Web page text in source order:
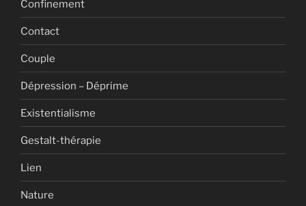
Confinement
Contact
Couple
Dépression – Déprime
Existentialisme
Gestalt-thérapie
Lien
Nature